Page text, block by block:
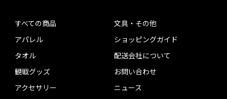
すべての商品
アパレル
タオル
観戦グッズ
アクセサリー
文具・その他
ショッピングガイド
配送会社について
お問い合わせ
ニュース